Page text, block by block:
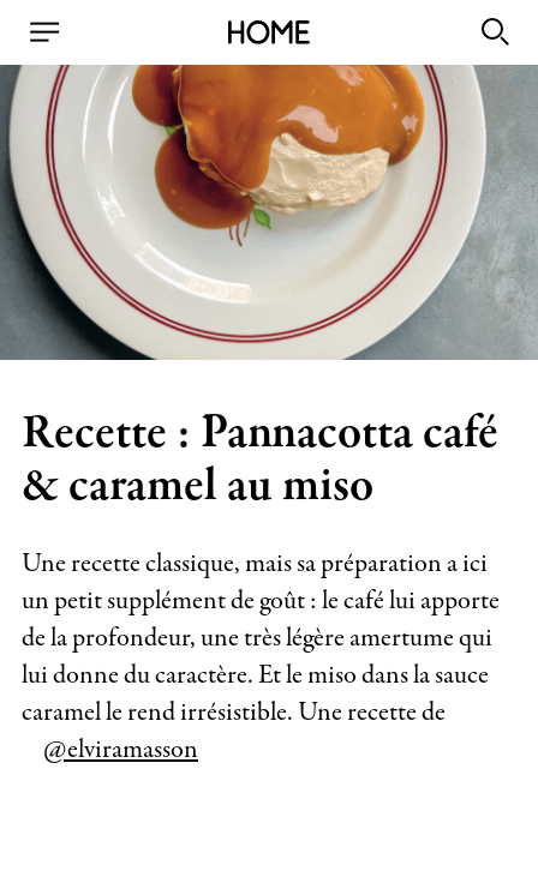
Recette : Pannacotta café
& caramel au miso
Une recette classique, mais sa préparation a ici
un petit supplément de goût : le café lui apporte
de la profondeur, une très légère amertume qui
lui donne du caractère. Et le miso dans la sauce
caramel le rend irrésistible. Une recette de
@elviramasson